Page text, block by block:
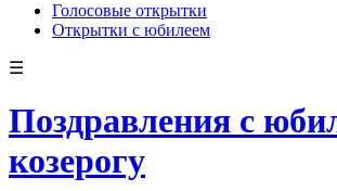
Голосовые открытки
Открытки с юбилеем
☰
Поздравления с
козерогу